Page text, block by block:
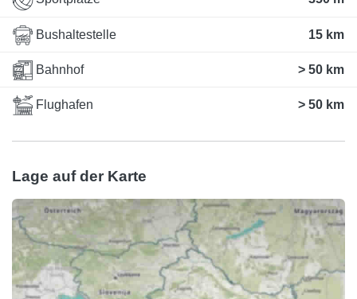
Bushaltestelle 15 km
Bahnhof > 50 km
Flughafen > 50 km
Lage auf der Karte